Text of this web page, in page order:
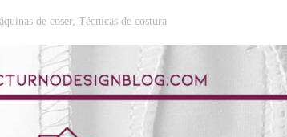
de coser, Técnicas de costura